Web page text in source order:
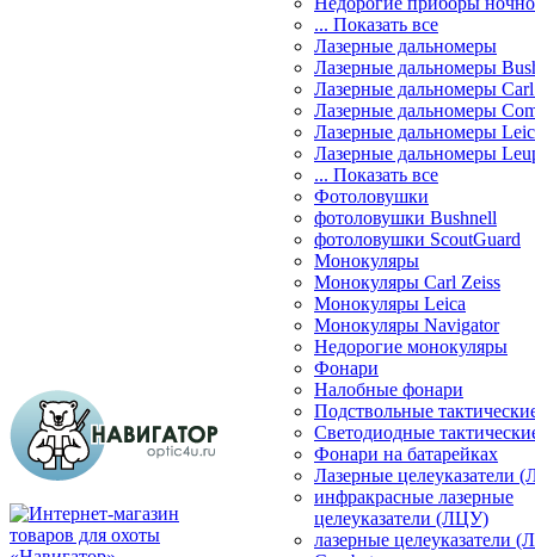
... Показать все
Лазерные дальномеры
Лазерные дальномеры
Лазерные дальномеры
Лазерные дальномеры
Лазерные дальномеры
Лазерные дальномеры
... Показать все
Фотоловушки
фотоловушки Bushnell
фотоловушки ScoutGuard
Монокуляры
Монокуляры Carl Zeiss
Монокуляры Leica
Монокуляры Navigator
Недорогие монокуляры
Фонари
Налобные фонари
Подствольные
Светодиодные
Фонари на батарейках
Лазерные целеуказатели
инфракрасные лазерные
целеуказатели (ЛЦУ)
лазерные целеуказатели